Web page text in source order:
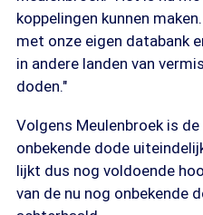
koppelingen kunnen
met onze eigen databank
in andere landen van
doden."
Volgens Meulenbroek is
onbekende dode
lijkt dus nog voldoende
van de nu nog onbekende